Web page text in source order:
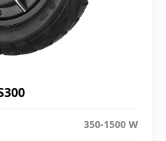
350-1500 W